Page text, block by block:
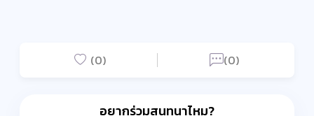
(0) (0)
อยากร่วมสนทนาไหม?